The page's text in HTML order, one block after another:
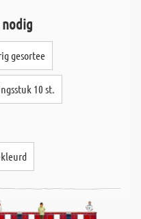
gesortee
10 st.